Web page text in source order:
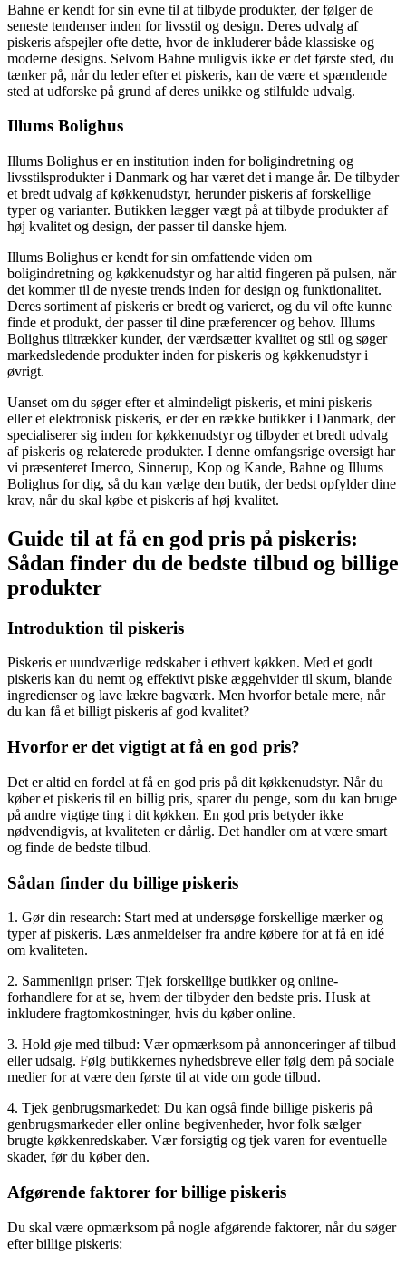
Bahne er kendt for sin evne til at tilbyde produkter, der følger de
seneste tendenser inden for livsstil og design. Deres udvalg af
piskeris afspejler ofte dette, hvor de inkluderer både klassiske og
moderne designs. Selvom Bahne muligvis ikke er det første sted, du
tænker på, når du leder efter et piskeris, kan de være et spændende
sted at udforske på grund af deres unikke og stilfulde udvalg.
Illums Bolighus
Illums Bolighus er en institution inden for boligindretning og
livsstilsprodukter i Danmark og har været det i mange år. De tilbyder
et bredt udvalg af køkkenudstyr, herunder piskeris af forskellige
typer og varianter. Butikken lægger vægt på at tilbyde produkter af
høj kvalitet og design, der passer til danske hjem.
Illums Bolighus er kendt for sin omfattende viden om
boligindretning og køkkenudstyr og har altid fingeren på pulsen, når
det kommer til de nyeste trends inden for design og funktionalitet.
Deres sortiment af piskeris er bredt og varieret, og du vil ofte kunne
finde et produkt, der passer til dine præferencer og behov. Illums
Bolighus tiltrækker kunder, der værdsætter kvalitet og stil og søger
markedsledende produkter inden for piskeris og køkkenudstyr i
øvrigt.
Uanset om du søger efter et almindeligt piskeris, et mini piskeris
eller et elektronisk piskeris, er der en række butikker i Danmark, der
specialiserer sig inden for køkkenudstyr og tilbyder et bredt udvalg
af piskeris og relaterede produkter. I denne omfangsrige oversigt har
vi præsenteret Imerco, Sinnerup, Kop og Kande, Bahne og Illums
Bolighus for dig, så du kan vælge den butik, der bedst opfylder dine
krav, når du skal købe et piskeris af høj kvalitet.
Guide til at få en god pris på piskeris:
Sådan finder du de bedste tilbud og billige
produkter
Introduktion til piskeris
Piskeris er uundværlige redskaber i ethvert køkken. Med et godt
piskeris kan du nemt og effektivt piske æggehvider til skum, blande
ingredienser og lave lækre bagværk. Men hvorfor betale mere, når
du kan få et billigt piskeris af god kvalitet?
Hvorfor er det vigtigt at få en god pris?
Det er altid en fordel at få en god pris på dit køkkenudstyr. Når du
køber et piskeris til en billig pris, sparer du penge, som du kan bruge
på andre vigtige ting i dit køkken. En god pris betyder ikke
nødvendigvis, at kvaliteten er dårlig. Det handler om at være smart
og finde de bedste tilbud.
Sådan finder du billige piskeris
1. Gør din research: Start med at undersøge forskellige mærker og
typer af piskeris. Læs anmeldelser fra andre købere for at få en idé
om kvaliteten.
2. Sammenlign priser: Tjek forskellige butikker og online-
forhandlere for at se, hvem der tilbyder den bedste pris. Husk at
inkludere fragtomkostninger, hvis du køber online.
3. Hold øje med tilbud: Vær opmærksom på annonceringer af tilbud
eller udsalg. Følg butikkernes nyhedsbreve eller følg dem på sociale
medier for at være den første til at vide om gode tilbud.
4. Tjek genbrugsmarkedet: Du kan også finde billige piskeris på
genbrugsmarkeder eller online begivenheder, hvor folk sælger
brugte køkkenredskaber. Vær forsigtig og tjek varen for eventuelle
skader, før du køber den.
Afgørende faktorer for billige piskeris
Du skal være opmærksom på nogle afgørende faktorer, når du søger
efter billige piskeris: